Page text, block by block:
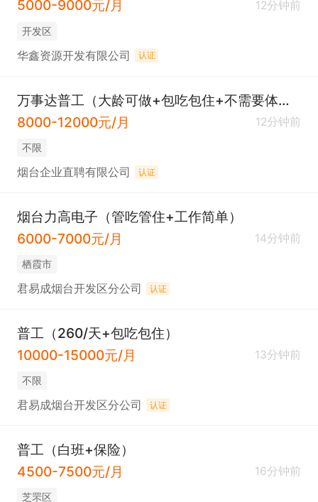
5000-9000元/月
12分钟前
开发区
华鑫资源开发有限公司 认证
万事达普工（大龄可做+包吃包住+不需要体检）
8000-12000元/月
12分钟前
不限
烟台企业直聘有限公司 认证
烟台力高电子（管吃管住+工作简单）
6000-7000元/月
14分钟前
栖霞市
君易成烟台开发区分公司 认证
普工（260/天+包吃包住）
10000-15000元/月
13分钟前
不限
君易成烟台开发区分公司 认证
普工（白班+保险）
4500-7500元/月
16分钟前
芝罘区